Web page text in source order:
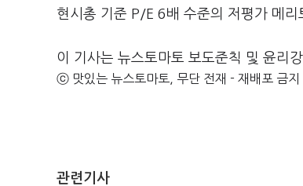
현시총 기준 P/E 6배 수준의 저평가 메리
이 기사는 뉴스토마토 보도준칙 및 윤리
ⓒ 맛있는 뉴스토마토, 무단 전재 - 재배포 금지
관련기사